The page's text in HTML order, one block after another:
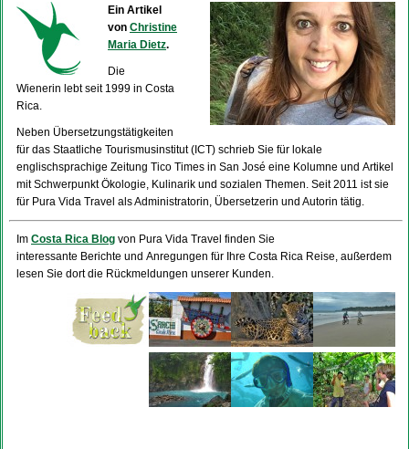
Ein Artikel
von Christine
Maria Dietz.
Die
Wienerin lebt seit 1999 in Costa
Rica.
Neben Übersetzungstätigkeiten
für das Staatliche Tourismusinstitut (ICT) schrieb Sie für lokale
englischsprachige Zeitung Tico Times in San José eine Kolumne und Artikel
mit Schwerpunkt Ökologie, Kulinarik und sozialen Themen. Seit 2011 ist sie
für Pura Vida Travel als Administratorin, Übersetzerin und Autorin tätig.
Im Costa Rica Blog von Pura Vida Travel finden Sie
interessante Berichte und Anregungen für Ihre Costa Rica Reise, außerdem
lesen Sie dort die Rückmeldungen unserer Kunden.